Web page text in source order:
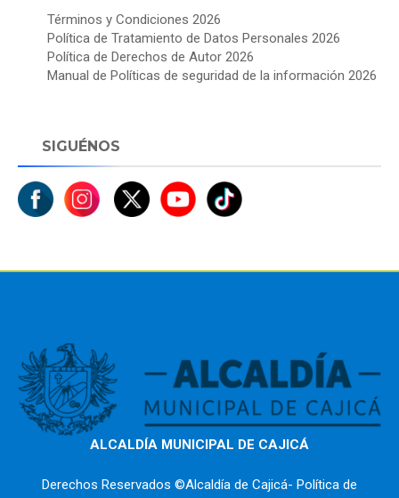
Términos y Condiciones 2026
Política de Tratamiento de Datos Personales 2026
Política de Derechos de Autor 2026
Manual de Políticas de seguridad de la información 2026
SIGUÉNOS
ALCALDÍA MUNICIPAL DE CAJICÁ
Derechos Reservados ©Alcaldía de Cajicá- Política de